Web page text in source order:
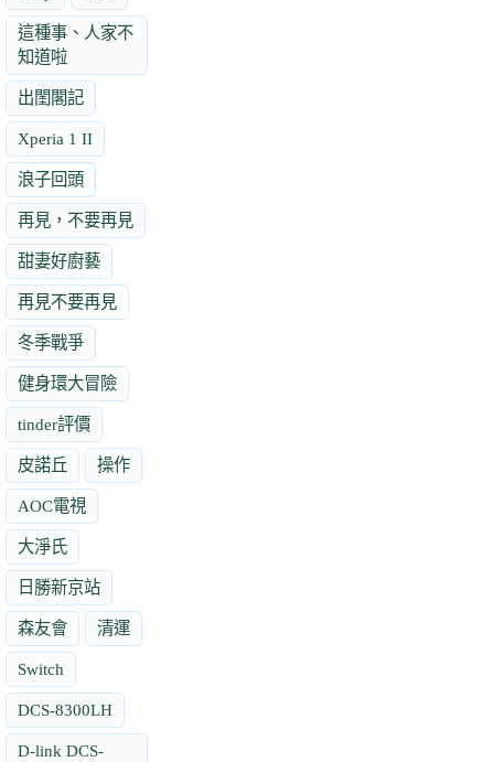
這種事、人家不
知道啦
出閨閣記
Xperia 1 II
浪子回頭
再見，不要再見
甜妻好廚藝
再見不要再見
冬季戰爭
健身環大冒險
tinder評價
皮諾丘 操作
AOC電視
大淨氏
日勝新京站
森友會 清運
Switch
DCS-8300LH
D-link DCS-